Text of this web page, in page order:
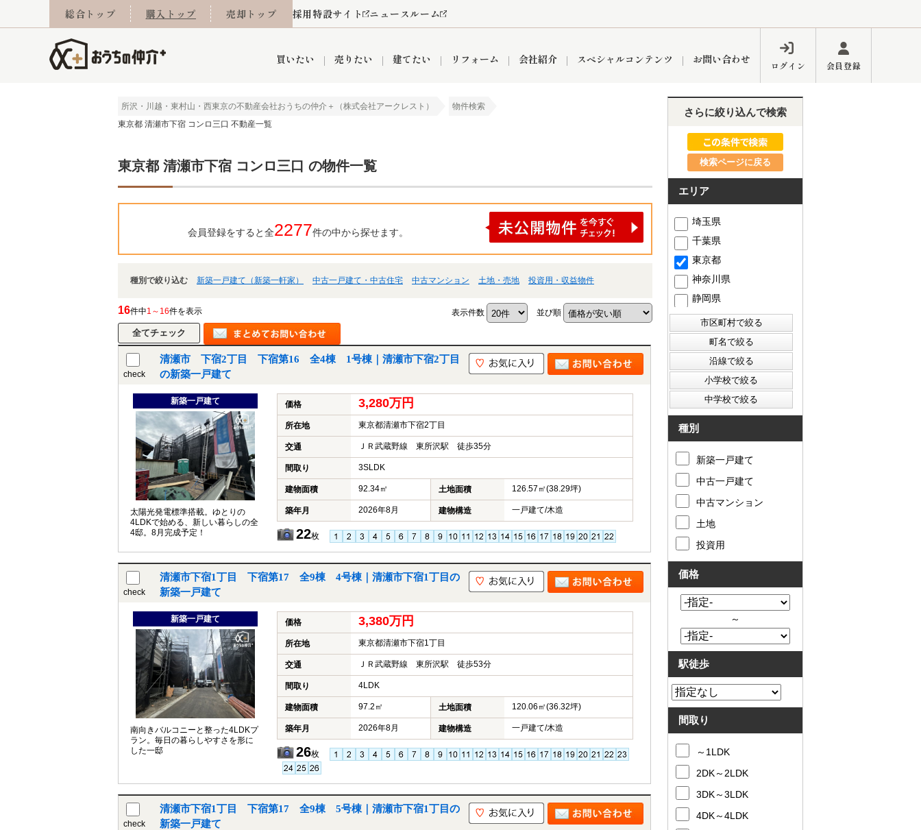
総合トップ 購入トップ 売却トップ 採用特設サイト ニュースルーム
買いたい
川越市 入間市 飯能市 狭山市 ふじみ野市 富士見市 志木市 新座市 朝霞市 西東京市 東村山市 東大和市
小平市 練馬区
売りたい
練馬区
建てたい リフォーム 会社紹介
インフォメーション ブログ
秋津営業所 東久留米営業所
スペシャルコンテンツ お問い合わせ ログイン 会員登録
所沢・川越・東村山・西東京の不動産会社おうちの仲介＋（株式会社アークレスト）
物件検索
東京都 清瀬市下宿 コンロ三口 不動産一覧
東京都 清瀬市下宿 コンロ三口 の物件一覧
会員登録をすると全2277件の中から探せます。
種別で絞り込む 新築一戸建て（新築一軒家） 中古一戸建て・中古住宅 中古マンション 土地・売地 投資用・収益物件
16件中1～16件を表示 表示件数 並び順
check
清瀬市 下宿2丁目 下宿第16 全4棟 1号棟｜清瀬市下宿2丁目
の新築一戸建て
新築一戸建て
太陽光発電標準搭載。ゆとりの
4LDKで始める、新しい暮らしの全
4邸。8月完成予定！
価格 3,280万円
所在地 東京都清瀬市下宿2丁目
交通 ＪＲ武蔵野線 東所沢駅 徒歩35分
間取り 3SLDK
建物面積 92.34㎡ 土地面積 126.57㎡(38.29坪)
築年月 2026年8月 建物構造 一戸建て/木造
22枚
check
清瀬市下宿1丁目 下宿第17 全9棟 4号棟｜清瀬市下宿1丁目の
新築一戸建て
新築一戸建て
南向きバルコニーと整った4LDKプ
ラン。毎日の暮らしやすさを形に
した一邸
価格 3,380万円
所在地 東京都清瀬市下宿1丁目
交通 ＪＲ武蔵野線 東所沢駅 徒歩53分
間取り 4LDK
建物面積 97.2㎡ 土地面積 120.06㎡(36.32坪)
築年月 2026年8月 建物構造 一戸建て/木造
26枚
check
清瀬市下宿1丁目 下宿第17 全9棟 5号棟｜清瀬市下宿1丁目の
新築一戸建て
さらに絞り込んで検索
検索ページに戻る
エリア
埼玉県
千葉県
東京都
神奈川県
静岡県
種別
新築一戸建て
中古一戸建て
中古マンション
土地
投資用
価格
～
駅徒歩
間取り
～1LDK
2DK～2LDK
3DK～3LDK
4DK～4LDK